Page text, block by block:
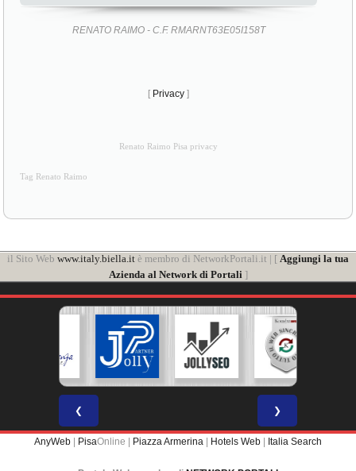
RENATO RAIMO - C.F. RMARNT63E05I158T
[ Privacy ]
Renato Raimo Pisa privacy
Tag Renato Raimo
il Sito Web www.italy.biella.it è membro di NetworkPortali.it | [ Aggiungi la tua
Azienda al Network di Portali]
❮ ❯
AnyWeb PisaOnline | Piazza Armerina Hotels Web Italia Search